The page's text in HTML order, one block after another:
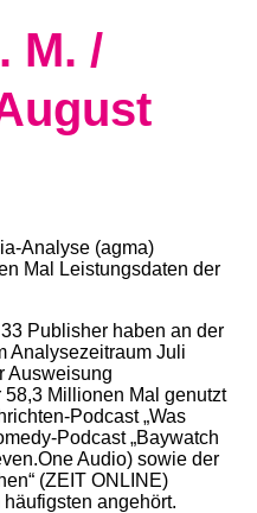
M. /
Analyse (agma)
Mal Leistungsdaten der
Publisher haben an der
Analysezeitraum Juli
Ausweisung
Millionen Mal genutzt
Podcast „Was
Podcast „Baywatch
Audio) sowie der
(ZEIT ONLINE)
angehört.